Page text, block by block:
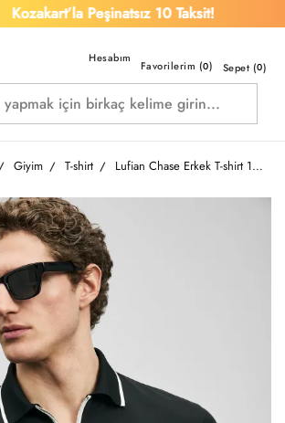
Kozakart’la Peşinatsız 10 Taksit!
Favorilerim (0) Sepet (0)
Giyim T-shirt Lufian Chase Erkek T-shirt 111040236